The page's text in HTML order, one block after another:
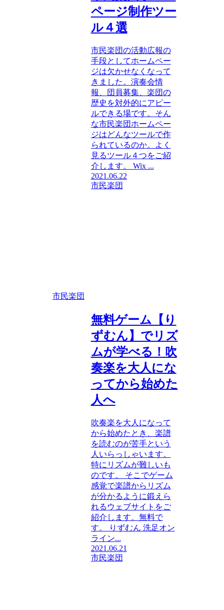
ページ制作ツー
ル４選
市民楽団の活動広報の
手段としてホームペー
ジは欠かせなくなって
きました。演奏会情
報、団員募集、楽団の
歴史を対外的にアピー
ルできる場です。そん
な市民楽団ホームペー
ジはどんなツールで作
られているのか。よく
見るツール４つをご紹
介します。 Wix ...
2021.06.22
市民楽団
市民楽団
無料ゲーム【り
ずむん】でリズ
ムが学べる！吹
奏楽を大人にな
ってから始めた
人へ
吹奏楽を大人になって
から始めたとき、楽譜
を読むのが苦手という
人いらっしゃいます。
特にリズムが難しいも
のです。 そこでゲーム
感覚で楽譜からリズム
が分かるように鍛えら
れるウェブサイトをご
紹介します。無料で
す。 りずむん 洗足オン
ライン...
2021.06.21
市民楽団